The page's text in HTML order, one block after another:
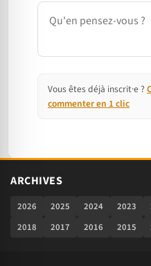
Commentaire
Vous êtes déjà inscrit·e ?
commenter en 1 clic
ARCHIVES
2026 2025 2024 2023
2018
2017 2016 2015